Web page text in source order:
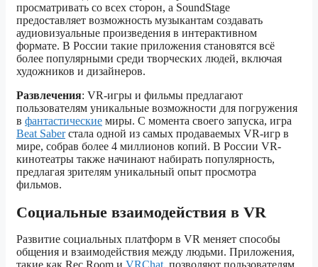
просматривать со всех сторон, а SoundStage
предоставляет возможность музыкантам создавать
аудиовизуальные произведения в интерактивном
формате. В России такие приложения становятся всё
более популярными среди творческих людей, включая
художников и дизайнеров.
Развлечения: VR-игры и фильмы предлагают
пользователям уникальные возможности для погружения
в фантастические миры. С момента своего запуска, игра
Beat Saberстала одной из самых продаваемых VR-игр в
мире, собрав более 4 миллионов копий. В России VR-
кинотеатры также начинают набирать популярность,
предлагая зрителям уникальный опыт просмотра
фильмов.
Социальные взаимодействия в VR
Развитие социальных платформ в VR меняет способы
общения и взаимодействия между людьми. Приложения,